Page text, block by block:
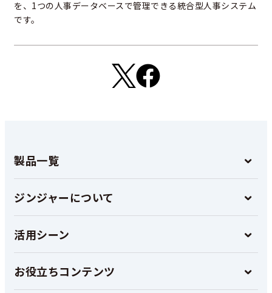
を、1つの人事データベースで管理できる統合型人事システム
です。
製品一覧
ジンジャーについて
活用シーン
お役立ちコンテンツ